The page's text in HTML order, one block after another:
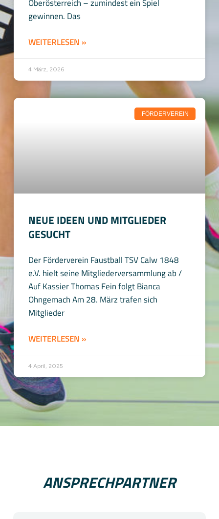
Oberösterreich – zumindest ein Spiel
gewinnen. Das
WEITERLESEN »
4 März, 2026
FÖRDERVEREIN
NEUE IDEEN UND MITGLIEDER
GESUCHT
Der Förderverein Faustball TSV Calw 1848
e.V. hielt seine Mitgliederversammlung ab /
Auf Kassier Thomas Fein folgt Bianca
Ohngemach Am 28. März trafen sich
Mitglieder
WEITERLESEN »
4 April, 2025
ANSPRECHPARTNER